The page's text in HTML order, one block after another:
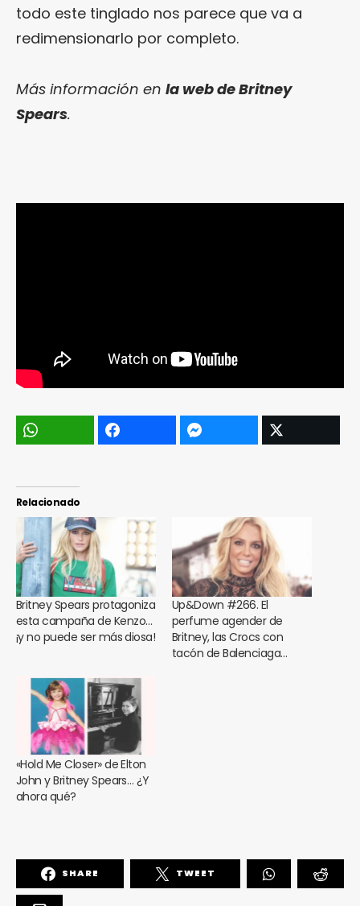
todo este tinglado nos parece que va a
redimensionarlo por completo.
Más información en la web de Britney
Spears.
Relacionado
Britney Spears protagoniza
esta campaña de Kenzo…
¡y no puede ser más diosa!
Up&Down #266. El
perfume agender de
Britney, las Crocs con
tacón de Balenciaga…
«Hold Me Closer» de Elton
John y Britney Spears… ¿Y
ahora qué?
SHARE TWEET